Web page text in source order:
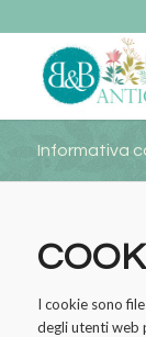
Informativa
I cookie sono
degli utenti web